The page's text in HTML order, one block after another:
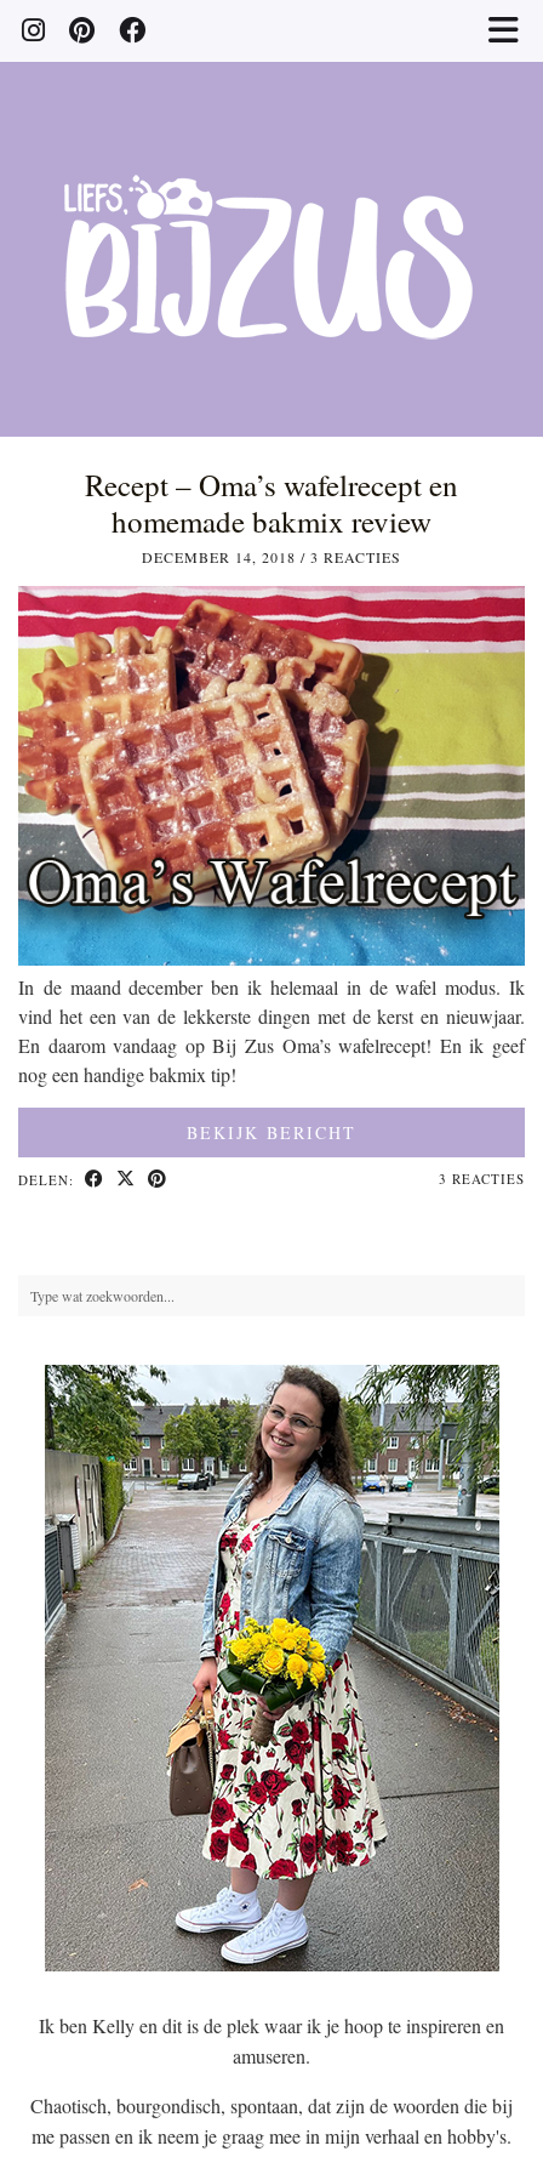
Recept – Oma’s wafelrecept en
homemade bakmix review
DECEMBER 14, 2018 / 3 REACTIES
In de maand december ben ik helemaal in de wafel modus. Ik
vind het een van de lekkerste dingen met de kerst en nieuwjaar.
En daarom vandaag op Bij Zus Oma’s wafelrecept! En ik geef
nog een handige bakmix tip!
BEKIJK BERICHT
DELEN: 3 REACTIES
Ik ben Kelly en dit is de plek waar ik je hoop te inspireren en
amuseren.
Chaotisch, bourgondisch, spontaan, dat zijn de woorden die bij
me passen en ik neem je graag mee in mijn verhaal en hobby's.